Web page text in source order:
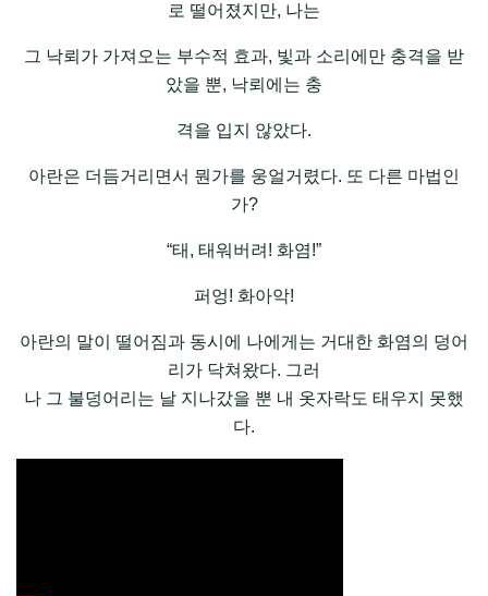
로 떨어졌지만, 나는
그 낙뢰가 가져오는 부수적 효과, 빛과 소리에만 충격을 받
았을 뿐, 낙뢰에는 충
격을 입지 않았다.
아란은 더듬거리면서 뭔가를 웅얼거렸다. 또 다른 마법인
가?
“태, 태워버려! 화염!”
퍼엉! 화아악!
아란의 말이 떨어짐과 동시에 나에게는 거대한 화염의 덩어
리가 닥쳐왔다. 그러
나 그 불덩어리는 날 지나갔을 뿐 내 옷자락도 태우지 못했
다.